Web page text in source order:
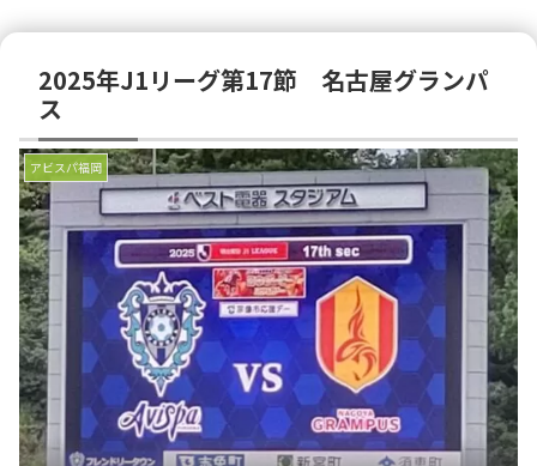
2025年J1リーグ第17節 名古屋グランパ
ス
アビスパ福岡